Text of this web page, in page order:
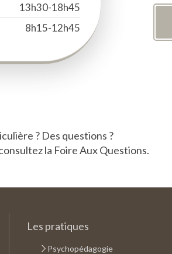
13h30-18h45
8h15-12h45
? Des questions ?
la Foire Aux Questions.
Les pratiques
Psychopédagogie